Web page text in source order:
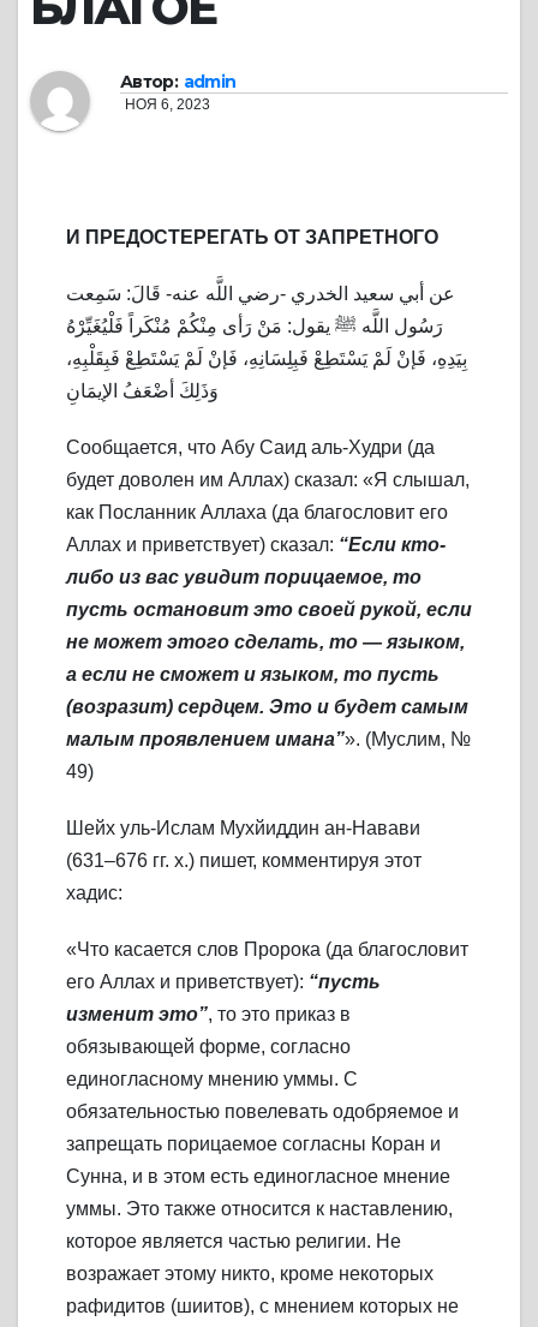
Автор: admin
НОЯ 6, 2023
И ПРЕДОСТЕРЕГАТЬ ОТ ЗАПРЕТНОГО
عن أبي سعيد الخدري -رضي اللَّه عنه- قَالَ: سَمِعت
رَسُول اللَّه ﷺ يقول: مَنْ رَأى مِنْكُمْ مُنْكَراً فَلْيُغَيِّرْهُ
بِيَدِهِ، فَإنْ لَمْ يَسْتَطِعْ فَبِلِسَانِهِ، فَإنْ لَمْ يَسْتَطِعْ فَبِقَلْبِهِ،
وَذَلِكَ أضْعَفُ الإيمَانِ
Сообщается, что Абу Саид аль-Худри (да
будет доволен им Аллах) сказал: «Я слышал,
как Посланник Аллаха (да благословит его
Аллах и приветствует) сказал: “Если кто-
либо из вас увидит порицаемое, то
пусть остановит это своей рукой, если
не может этого сделать, то — языком,
а если не сможет и языком, то пусть
(возразит) сердцем. Это и будет самым
малым проявлением имана”». (Муслим, №
49)
Шейх уль-Ислам Мухйиддин ан-Навави
(631–676 гг. х.) пишет, комментируя этот
хадис:
«Что касается слов Пророка (да благословит
его Аллах и приветствует): “пусть
изменит это”, то это приказ в
обязывающей форме, согласно
единогласному мнению уммы. С
обязательностью повелевать одобряемое и
запрещать порицаемое согласны Коран и
Сунна, и в этом есть единогласное мнение
уммы. Это также относится к наставлению,
которое является частью религии. Не
возражает этому никто, кроме некоторых
рафидитов (шиитов), с мнением которых не